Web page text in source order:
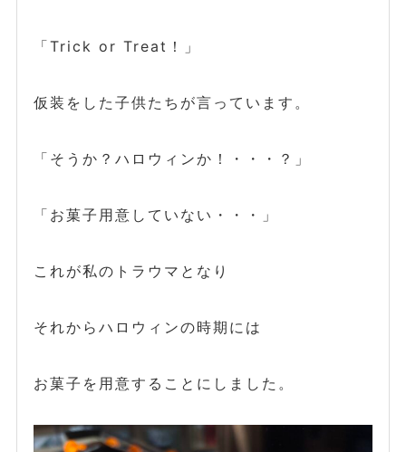
「Trick or Treat！」
仮装をした子供たちが言っています。
「そうか？ハロウィンか！・・・？」
「お菓子用意していない・・・」
これが私のトラウマとなり
それからハロウィンの時期には
お菓子を用意することにしました。